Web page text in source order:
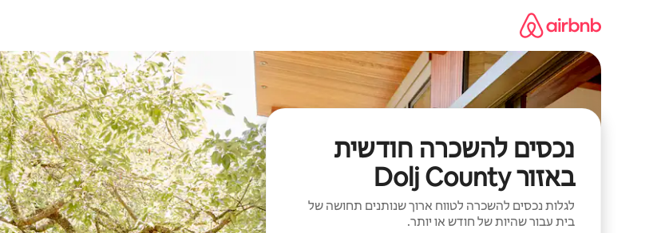
נכסים להשכרה חודשית
באזור Dolj County
לגלות נכסים להשכרה לטווח ארוך שנותנים תחושה של
בית עבור שהיות של חודש או יותר.